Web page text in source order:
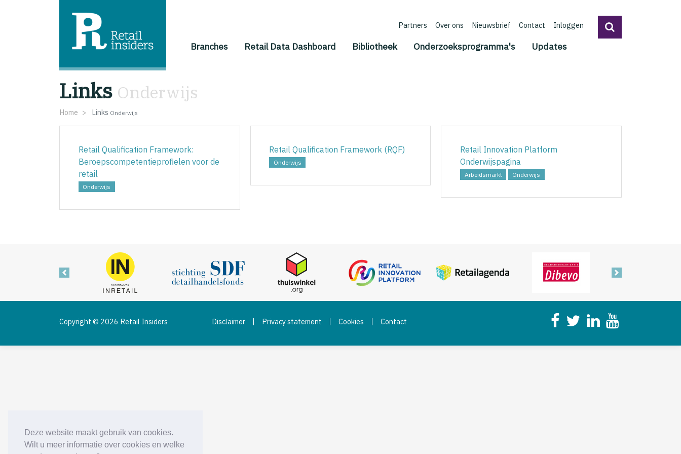
Deze website maakt gebruik van cookies.
Wilt u meer informatie over cookies en welke
Partners Over ons Nieuwsbrief Contact Inloggen
Branches Retail Data Dashboard Bibliotheek Onderzoeksprogramma's Updates
Links Onderwijs
Home Links Onderwijs
Retail Qualification Framework:
Beroepscompetentieprofielen voor de
retail
Onderwijs
Retail Qualification Framework (RQF)
Onderwijs
Retail Innovation Platform
Onderwijspagina
Arbeidsmarkt Onderwijs
Vorige Volgende
Copyright © 2026 Retail Insiders Disclaimer Privacy statement Cookies Contact